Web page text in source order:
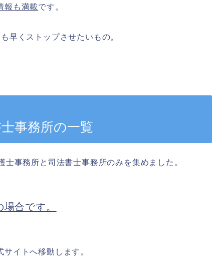
報も満載です。
早くストップさせたいもの。
事務所の一覧
事務所と司法書士事務所のみを集めました。
合です。
イトへ移動します。